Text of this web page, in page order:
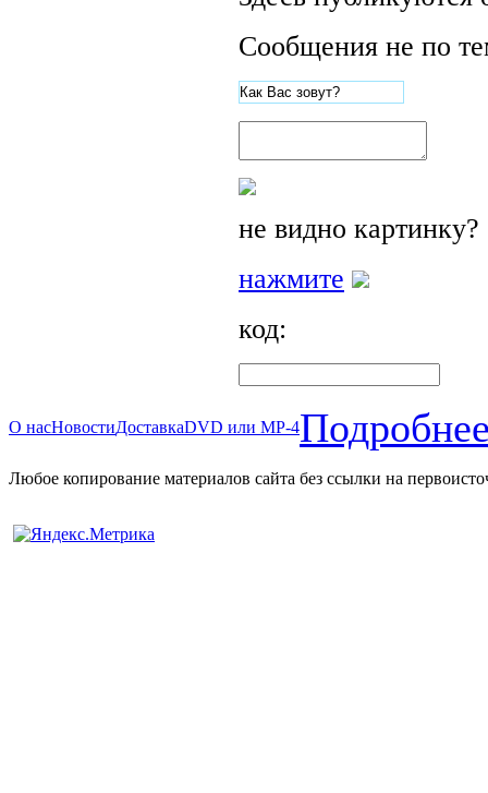
Сообщения не по
не видно картинку?
нажмите
код:
О насНовостиДоставкаDVD или MP-4
Любое копирование материалов сайта без ссылки на